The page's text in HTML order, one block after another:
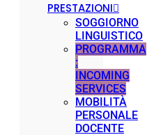
PRESTAZIONI
SOGGIORNO
LINGUISTICO
PROGRAMMA
:
INCOMING
SERVICES
MOBILITÀ
PERSONALE
DOCENTE